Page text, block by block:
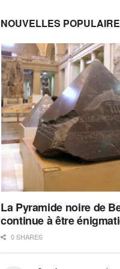
NOUVELLES
La Pyramide noire de
continue à être
0 SHARES